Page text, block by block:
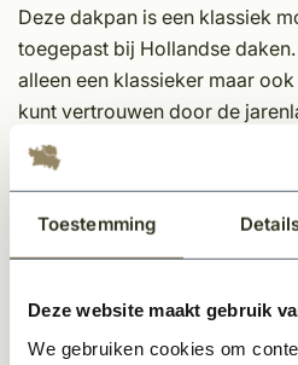
Toestemming
Deze website maakt gebruik
We gebruiken cookies om
Deze dakpan is een klassiek
toegepast bij Hollandse
alleen een klassieker maar
kunt vertrouwen door de
product. Samenvattend zijn
'betrouwbaar' zeker van
De dakpan is vanwege zijn
geproduceerd in veel
dakpan past bij diverse
uitstekend voor een klassieke